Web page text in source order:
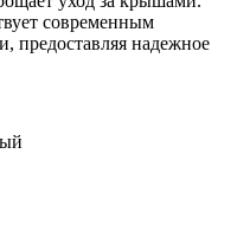
современным
предоставляя надежное